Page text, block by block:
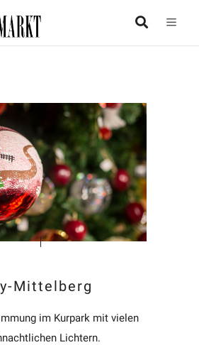
Mittelberg
im Kurpark mit vielen
Lichtern.